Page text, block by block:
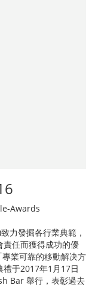
Awards
力發掘各行業典範，
責任而獲得成功的優
業可靠的移動解决方
于2017年1月17日
Bar 舉行，表彰過去